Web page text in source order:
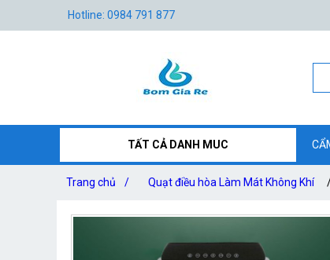
Hotline: 0984 791 877
TẤT CẢ DANH MUC
Trang chủ / Quạt điều hòa Làm Mát Không Khí